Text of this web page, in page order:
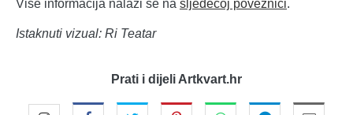
Više informacija nalazi se na sljedećoj poveznici.
Istaknuti vizual: Ri Teatar
Prati i dijeli Artkvart.hr